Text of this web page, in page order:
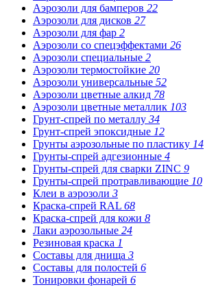
Аэрозоли для бамперов 22
Аэрозоли для дисков 27
Аэрозоли для фар 2
Аэрозоли со спецэффектами 26
Аэрозоли специальные 2
Аэрозоли термостойкие 20
Аэрозоли универсальные 52
Аэрозоли цветные алкид 78
Аэрозоли цветные металлик 103
Грунт-спрей по металлу 34
Грунт-спрей эпоксидные 12
Грунты аэрозольные по пластику 14
Грунты-спрей адгезионные 4
Грунты-спрей для сварки ZINC 9
Грунты-спрей протравливающие 10
Клеи в аэрозоли 3
Краска-спрей RAL 68
Краска-спрей для кожи 8
Лаки аэрозольные 24
Резиновая краска 1
Составы для днища 3
Составы для полостей 6
Тонировки фонарей 6